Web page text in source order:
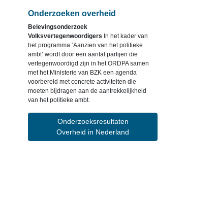
Onderzoeken overheid
Belevingsonderzoek
Volksvertegenwoordigers In het kader van
het programma ‘Aanzien van het politieke
ambt’ wordt door een aantal partijen die
vertegenwoordigd zijn in het ORDPA samen
met het Ministerie van BZK een agenda
voorbereid met concrete activiteiten die
moeten bijdragen aan de aantrekkelijkheid
van het politieke ambt.
Onderzoeksresultaten
Overheid in Nederland